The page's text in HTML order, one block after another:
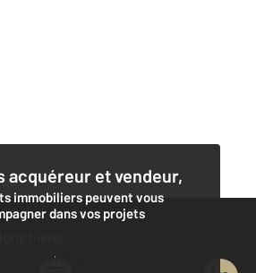
acquéreur et vendeur,
immobiliers peuvent vous
dans vos projets
Contacter l'agence
biens